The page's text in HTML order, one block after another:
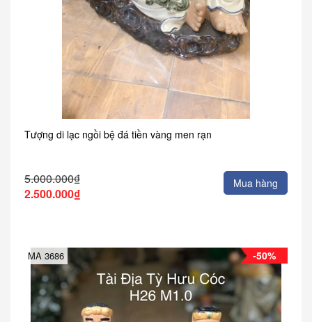
Tượng di lạc ngồi bệ đá tiền vàng men rạn
5.000.000₫
2.500.000₫
Mua hàng
-50%
MA 3686